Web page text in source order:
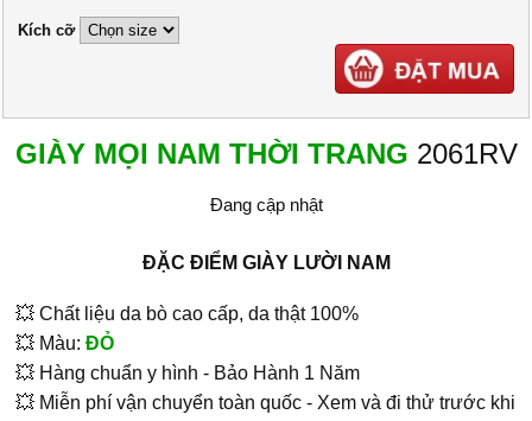
Kích cỡ
GIÀY MỌI NAM THỜI TRANG 2061RV
Đang cập nhật
ĐẶC ĐIỂM GIÀY LƯỜI NAM
💥 Chất liệu da bò cao cấp, da thật 100%
💥 Màu: ĐỎ
💥 Hàng chuẩn y hình - Bảo Hành 1 Năm
💥 Miễn phí vận chuyển toàn quốc - Xem và đi thử trước khi